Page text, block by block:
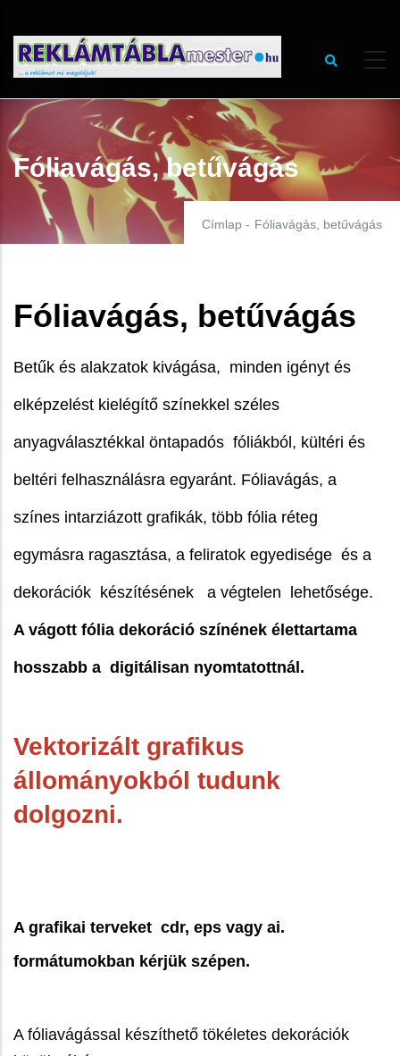
tartalomra
Fóliavágás, betűvágás
Címlap - Fóliavágás, betűvágás
Fóliavágás, betűvágás
Betűk és alakzatok kivágása, minden igényt és
elképzelést kielégítő színekkel széles
anyagválasztékkal öntapadós fóliákból, kültéri és
beltéri felhasználásra egyaránt. Fóliavágás, a
színes intarziázott grafikák, több fólia réteg
egymásra ragasztása, a feliratok egyedisége és a
dekorációk készítésének a végtelen lehetősége.
A vágott fólia dekoráció színének élettartama
hosszabb a digitálisan nyomtatottnál.
Vektorizált grafikus
állományokból tudunk
dolgozni.
A grafikai terveket cdr, eps vagy ai.
formátumokban kérjük szépen.
A fóliavágással készíthető tökéletes dekorációk